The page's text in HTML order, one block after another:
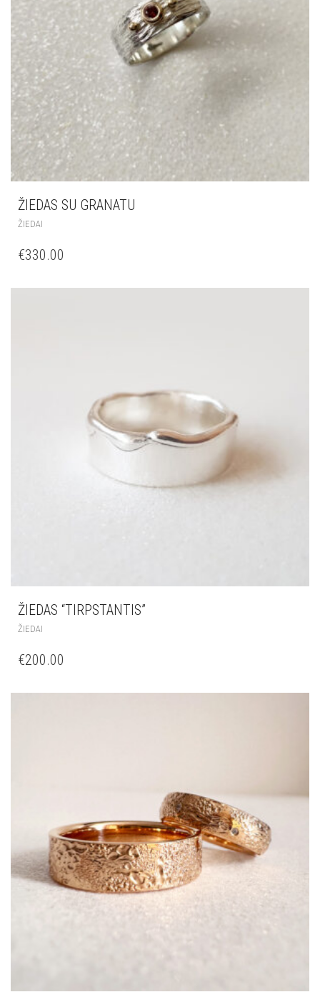
ŽIEDAS SU GRANATU
ŽIEDAI
€330.00
ŽIEDAS “TIRPSTANTIS”
ŽIEDAI
€200.00